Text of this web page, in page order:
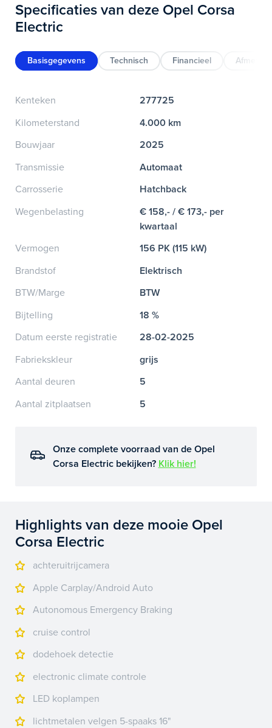
Specificaties van deze Opel Corsa
Electric
Basisgegevens Technisch Financieel
Kenteken
277725
Kilometerstand
4.000 km
Bouwjaar
2025
Transmissie
Automaat
Carrosserie
Hatchback
Wegenbelasting
€ 158,- / € 173,- per
kwartaal
Vermogen
156 PK (115 kW)
Brandstof
Elektrisch
BTW/Marge
BTW
Bijtelling
18 %
Datum eerste registratie
28-02-2025
Fabriekskleur
grijs
Aantal deuren
5
Aantal zitplaatsen
5
Onze complete voorraad van de Opel
Corsa Electric bekijken? Klik hier!
Highlights van deze mooie Opel
Corsa Electric
achteruitrijcamera
Apple Carplay/Android Auto
Autonomous Emergency Braking
cruise control
dodehoek detectie
electronic climate controle
LED koplampen
lichtmetalen velgen 5-spaaks 16"